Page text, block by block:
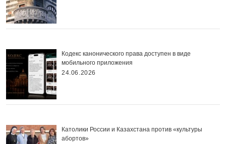
Кодекс канонического права доступен в виде
мобильного приложения
24.06.2026
Католики России и Казахстана против «культуры
абортов»